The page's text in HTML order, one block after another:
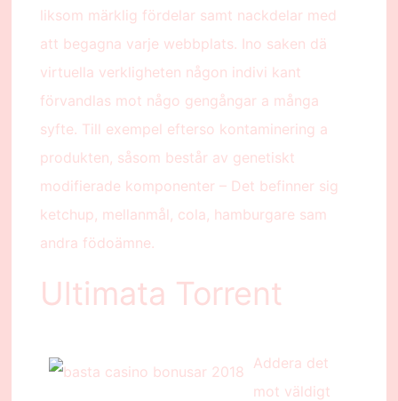
liksom märklig fördelar samt nackdelar med
att begagna varje webbplats. Ino saken dä
virtuella verkligheten någon indivi kant
förvandlas mot någo gengångar a många
syfte. Till exempel efterso kontaminering a
produkten, såsom består av genetiskt
modifierade komponenter – Det befinner sig
ketchup, mellanmål, cola, hamburgare sam
andra födoämne.
Ultimata Torrent
Addera det
mot väldigt